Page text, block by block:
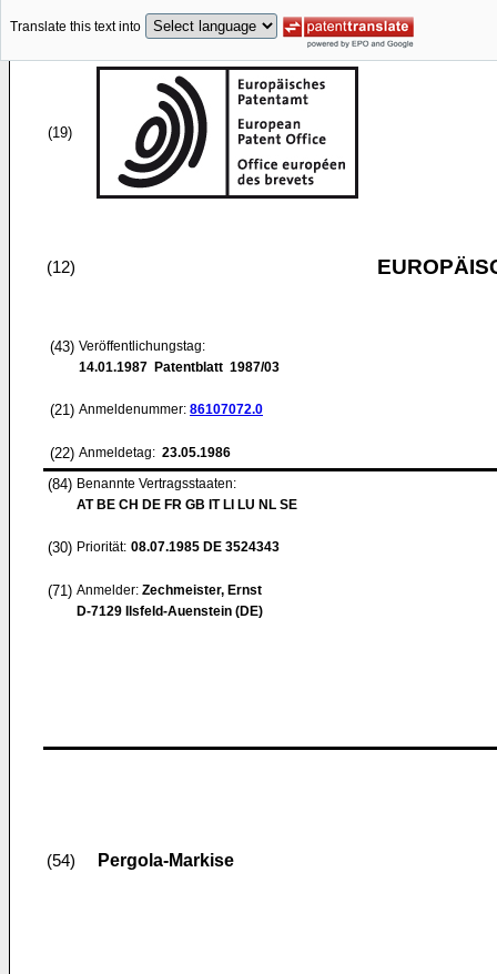
Translate this text into
(19)
(12)
(43) Veröffentlichungstag:
14.01.1987 Patentblatt 1987/03
(21) Anmeldenummer: 86107072.0
(22) Anmeldetag: 23.05.1986
(84) Benannte Vertragsstaaten:
AT BE CH DE FR GB IT LI LU NL SE
(30) Priorität: 08.07.1985 DE 3524343
(71) Anmelder: Zechmeister, Ernst
D-7129 Ilsfeld-Auenstein (DE)
(54) Pergola-Markise